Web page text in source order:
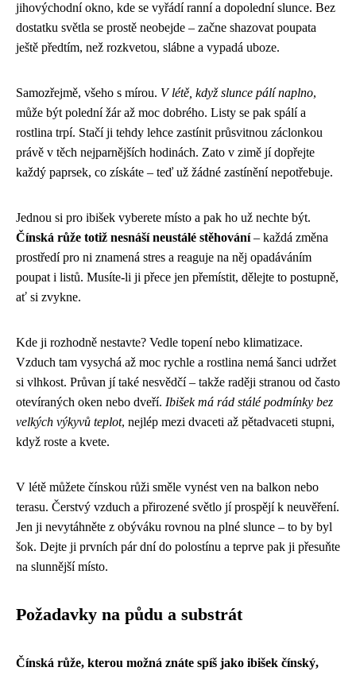
jihovýchodní okno, kde se vyřádí ranní a dopolední slunce. Bez
dostatku světla se prostě neobejde – začne shazovat poupata
ještě předtím, než rozkvetou, slábne a vypadá uboze.
Samozřejmě, všeho s mírou. V létě, když slunce pálí naplno,
může být polední žár až moc dobrého. Listy se pak spálí a
rostlina trpí. Stačí ji tehdy lehce zastínit průsvitnou záclonkou
právě v těch nejparnějších hodinách. Zato v zimě jí dopřejte
každý paprsek, co získáte – teď už žádné zastínění nepotřebuje.
Jednou si pro ibišek vyberete místo a pak ho už nechte být.
Čínská růže totiž nesnáší neustálé stěhování– každá změna
prostředí pro ni znamená stres a reaguje na něj opadáváním
poupat i listů. Musíte-li ji přece jen přemístit, dělejte to postupně,
ať si zvykne.
Kde ji rozhodně nestavte? Vedle topení nebo klimatizace.
Vzduch tam vysychá až moc rychle a rostlina nemá šanci udržet
si vlhkost. Průvan jí také nesvědčí – takže raději stranou od často
otevíraných oken nebo dveří. Ibišek má rád stálé podmínky bez
velkých výkyvů teplot, nejlép mezi dvaceti až pětadvaceti stupni,
když roste a kvete.
V létě můžete čínskou růži směle vynést ven na balkon nebo
terasu. Čerstvý vzduch a přirozené světlo jí prospějí k neuvěření.
Jen ji nevytáhněte z obýváku rovnou na plné slunce – to by byl
šok. Dejte ji prvních pár dní do polostínu a teprve pak ji přesuňte
na slunnější místo.
Požadavky na půdu a substrát
Čínská růže, kterou možná znáte spíš jako ibišek čínský,